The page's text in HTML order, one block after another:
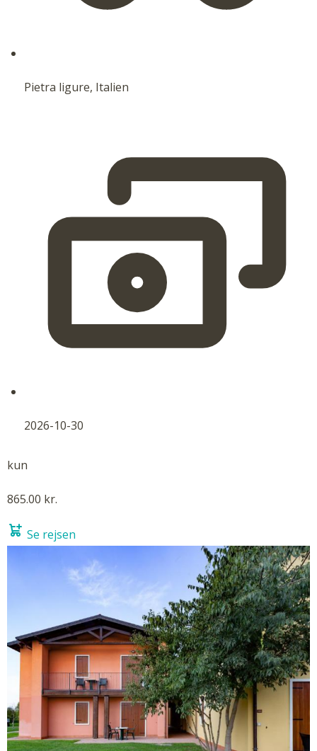
Pietra ligure, Italien
2026-10-30
kun
865.00 kr.
Se rejsen